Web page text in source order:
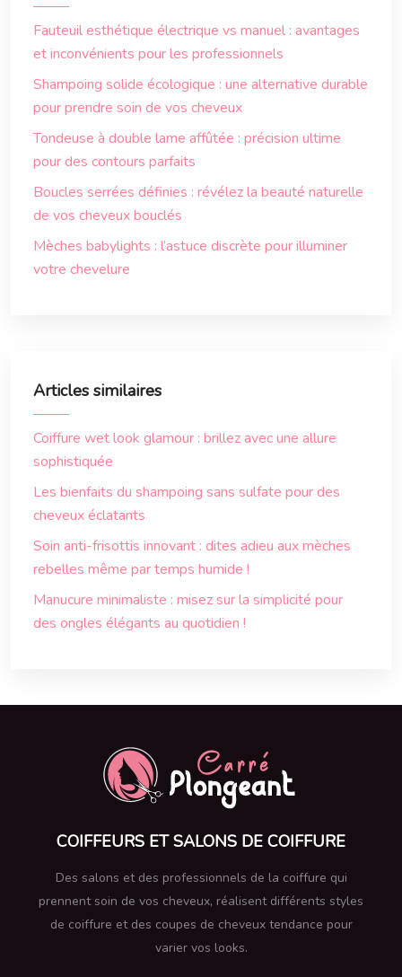
Fauteuil esthétique électrique vs manuel : avantages
et inconvénients pour les professionnels
Shampoing solide écologique : une alternative durable
pour prendre soin de vos cheveux
Tondeuse à double lame affûtée : précision ultime
pour des contours parfaits
Boucles serrées définies : révélez la beauté naturelle
de vos cheveux bouclés
Mèches babylights : l’astuce discrète pour illuminer
votre chevelure
Articles similaires
Coiffure wet look glamour : brillez avec une allure
sophistiquée
Les bienfaits du shampoing sans sulfate pour des
cheveux éclatants
Soin anti-frisottis innovant : dites adieu aux mèches
rebelles même par temps humide !
Manucure minimaliste : misez sur la simplicité pour
des ongles élégants au quotidien !
COIFFEURS ET SALONS DE COIFFURE
Des salons et des professionnels de la coiffure qui
prennent soin de vos cheveux, réalisent différents styles
de coiffure et des coupes de cheveux tendance pour
varier vos looks.